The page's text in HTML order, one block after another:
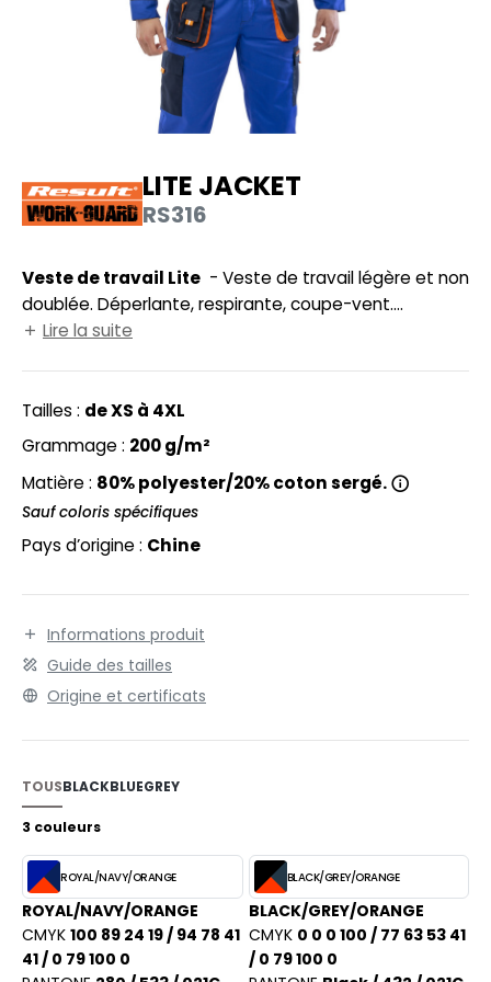
DE SERIE
VISIBILITE
MODULABLES
DE MAISON
IN EUROPE
LABEL / TEAR AWAY
SHOPPING
VETEMENTS
YOUR BRAND
SI ON L'APPELAIT FRANCIS
HALES
ROW
OF THE LOOM VINTAGE
- BLANKS
LITE JACKET
RS316
Veste de travail Lite
doublée. Déperlante, respirante, coupe-vent.
Fermeture grand zip avec rabat de protection
réfléchissantes. Taille partiellement élastiquée.
Poignets ajustable par bouton pression. Coupe ample.
Modèle unisexe.
Lire la suite
Tailles : de XS à 4XL
Grammage : 200 g/m²
Matière : 80% polyester/20% coton sergé.
Sauf coloris spécifiques
Pays d’origine : Chine
Informations produit
Guide des tailles
Origine et certificats
TOUSBLACKBLUEGREY
3 couleurs
ROYAL/NAVY/ORANGE
ROYAL/NAVY/ORANGE
CMYK 100 89 24 19 / 94 78 41
41 / 0 79 100 0
BLACK/GREY/ORANGE
BLACK/GREY/ORANGE
CMYK 0 0 0 100 / 77 63 53 41
/ 0 79 100 0